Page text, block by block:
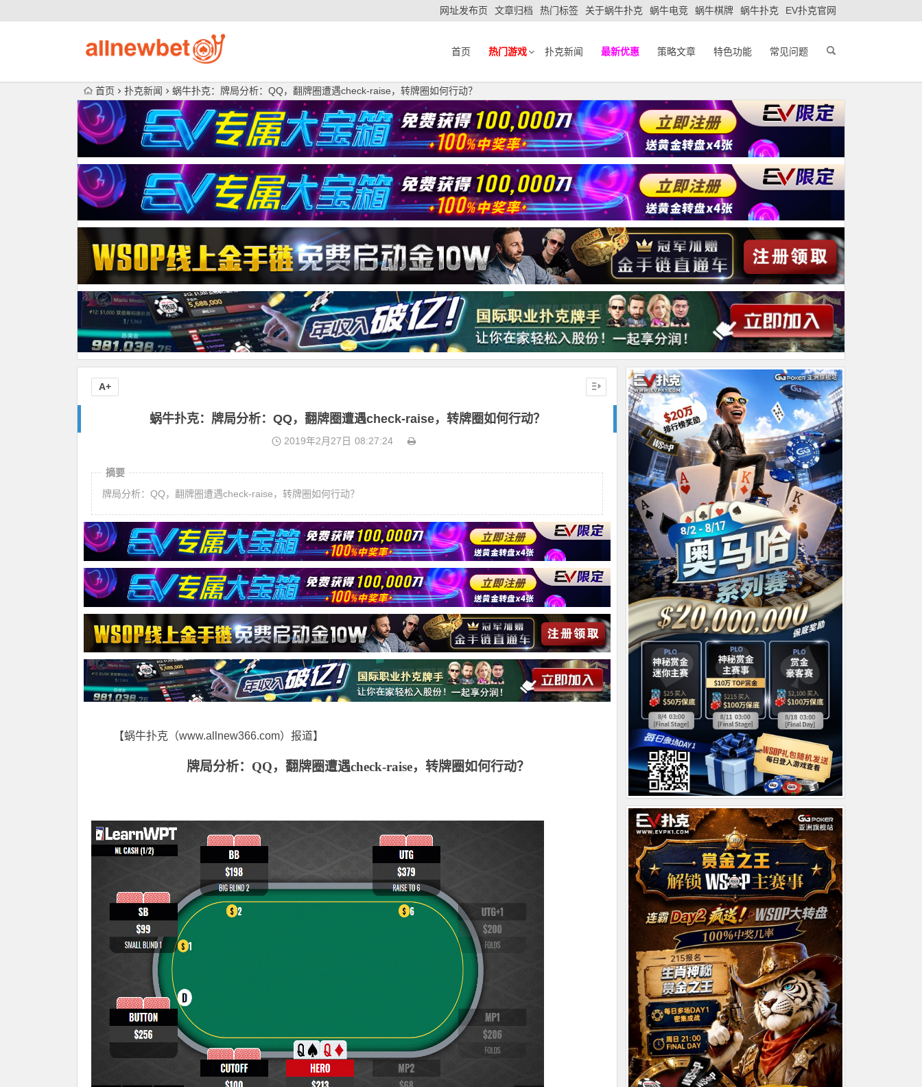
网址发布页 文章归档 热门标签 关于蜗牛扑克 蜗牛电竞 蜗牛棋牌 蜗牛扑克 EV扑克官网
首页 热门游戏 扑克新闻 最新优惠 策略文章 特色功能 常见问题
首页 扑克新闻 蜗牛扑克：​牌局分析：QQ，翻牌圈遭遇check-raise，转牌圈如何行动？
蜗牛扑克：​牌局分析：QQ，翻牌圈遭遇check-raise，转牌圈如何行动？
2019年2月27日 08:27:24
摘要
牌局分析：QQ，翻牌圈遭遇check-raise，转牌圈如何行动？
【蜗牛扑克（www.allnew366.com）报道】
牌局分析：QQ，翻牌圈遭遇check-raise，转牌圈如何行动？
A+